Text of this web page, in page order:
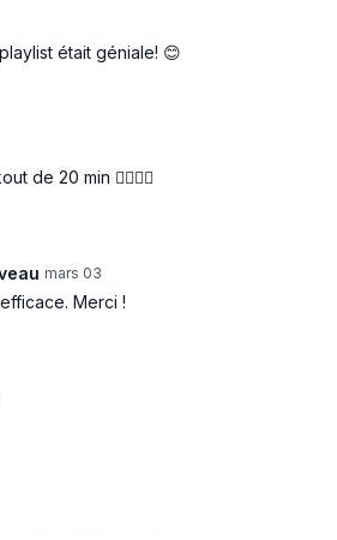
était géniale! 😊
de 20 min ❤️‍🔥❤️‍🔥
mars 03
Merci !